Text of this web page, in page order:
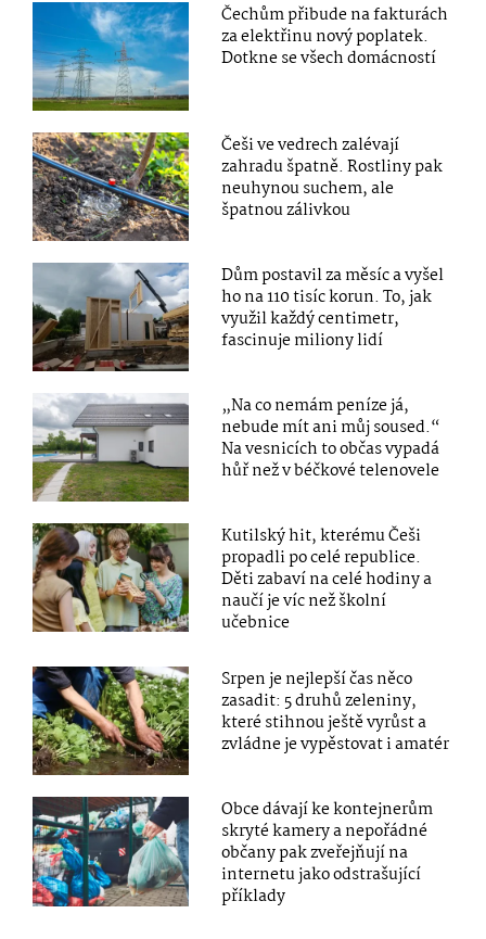
Čechům přibude na fakturách
za elektřinu nový poplatek.
Dotkne se všech domácností
Češi ve vedrech zalévají
zahradu špatně. Rostliny pak
neuhynou suchem, ale
špatnou zálivkou
Dům postavil za měsíc a vyšel
ho na 110 tisíc korun. To, jak
využil každý centimetr,
fascinuje miliony lidí
„Na co nemám peníze já,
nebude mít ani můj soused.“
Na vesnicích to občas vypadá
hůř než v béčkové telenovele
Kutilský hit, kterému Češi
propadli po celé republice.
Děti zabaví na celé hodiny a
naučí je víc než školní
učebnice
Srpen je nejlepší čas něco
zasadit: 5 druhů zeleniny,
které stihnou ještě vyrůst a
zvládne je vypěstovat i amatér
Obce dávají ke kontejnerům
skryté kamery a nepořádné
občany pak zveřejňují na
internetu jako odstrašující
příklady